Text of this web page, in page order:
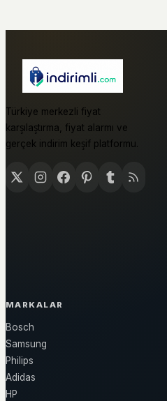
Türkiye merkezli fiyat
karşılaştırma, fiyat alarmı ve
gerçek indirim keşif platformu.
MARKALAR
Bosch
Samsung
Philips
Adidas
HP